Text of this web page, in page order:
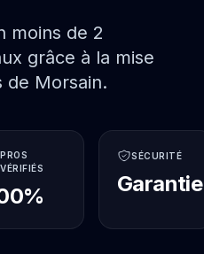
moins de 2
grâce à la mise
de Morsain.
PROS
VÉRIFIÉS
SÉCURITÉ
Garantie